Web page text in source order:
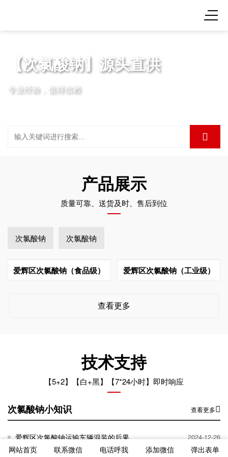
【次氯酸钠】源头直供
专业经验，值得信赖
产品展示
质量可靠、送货及时、售后到位
次氯酸钠 次氯酸钠
爱辉区次氯酸钠（食品级） 爱辉区次氯酸钠（工业级）
查看更多
技术支持
【5+2】【白+黑】【7*24小时】即时响应
次氯酸钠小知识 查看更多
爱辉区次氯酸钠运输车辆混装的后果 2024-12-26
网站首页 联系微信 电话呼我 添加微信 弹出表单